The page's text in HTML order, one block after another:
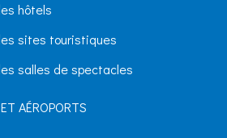
hôtels
sites touristiques
salles de spectacles
AÉROPORTS